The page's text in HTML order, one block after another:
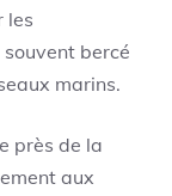
les
bercé
marins.
près de la
aux